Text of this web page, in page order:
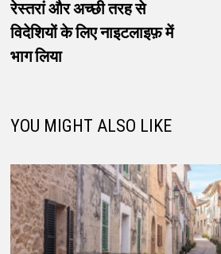
रेस्तरां और अच्छी तरह से
विदेशियों के लिए नाइटलाइफ़ में
भाग लिया
YOU MIGHT ALSO LIKE